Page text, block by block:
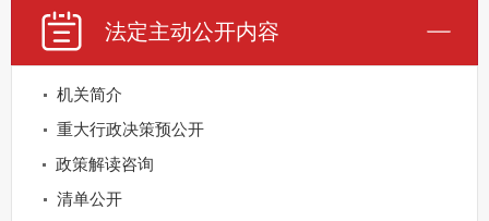
法定主动公开内容
机关简介
重大行政决策预公开
政策解读咨询
清单公开